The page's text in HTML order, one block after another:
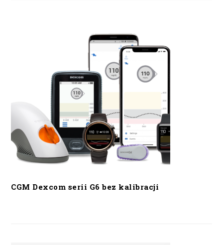
CGM Dexcom serii G6 bez kalibracji